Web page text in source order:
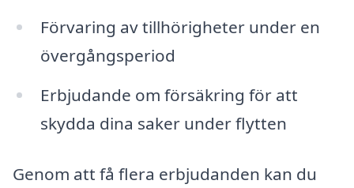
Förvaring av tillhörigheter under en
övergångsperiod
Erbjudande om försäkring för att
skydda dina saker under flytten
Genom att få flera erbjudanden kan du